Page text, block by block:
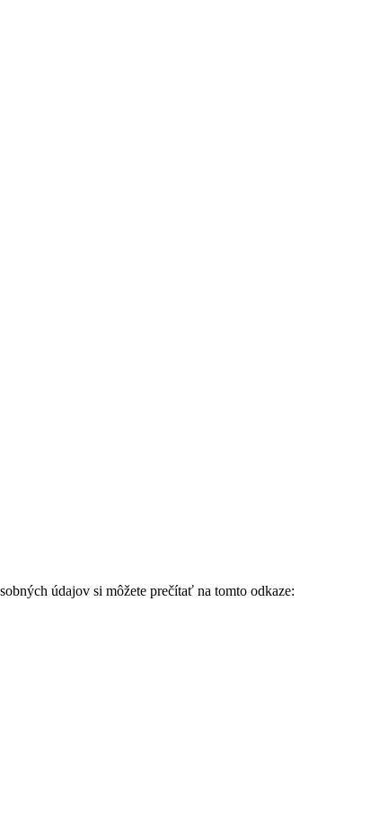
údajov si môžete prečítať na tomto odkaze: